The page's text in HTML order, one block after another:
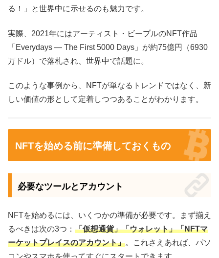
る！」と世界中に示せるのも魅力です。
実際、2021年にはアーティスト・ビープルのNFT作品
「Everydays — The First 5000 Days」が約75億円（6930
万ドル）で落札され、世界中で話題に。
このような事例から、NFTが単なるトレンドではなく、新
しい価値の形として定着しつつあることがわかります。
NFTを始める前に準備しておくもの
必要なツールとアカウント
NFTを始めるには、いくつかの準備が必要です。まず揃え
るべきは次の3つ： 「仮想通貨」「ウォレット」「NFTマ
ーケットプレイスのアカウント」。これさえあれば、パソ
コンやスマホを使ってすぐにスタートできます。